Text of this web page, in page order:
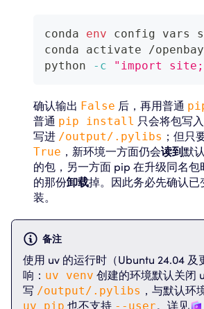
conda env config vars
conda activate /
python
-c "import site;
确认输出 False 后，再用普通
普通 pip install 只会将包写入
写进 /output/.pylibs ；但只
True ，新环境一方面仍会读到默
的包，另一方面 pip 在升级同名包
的那份卸载掉。因此务必先确认已
装。
备注
使用 uv 的运行时（Ubuntu 24.04 及
响： uv venv 创建的环境默认关闭
写 /output/.pylibs ，与默认环
uv pip 也不支持 --user。详见